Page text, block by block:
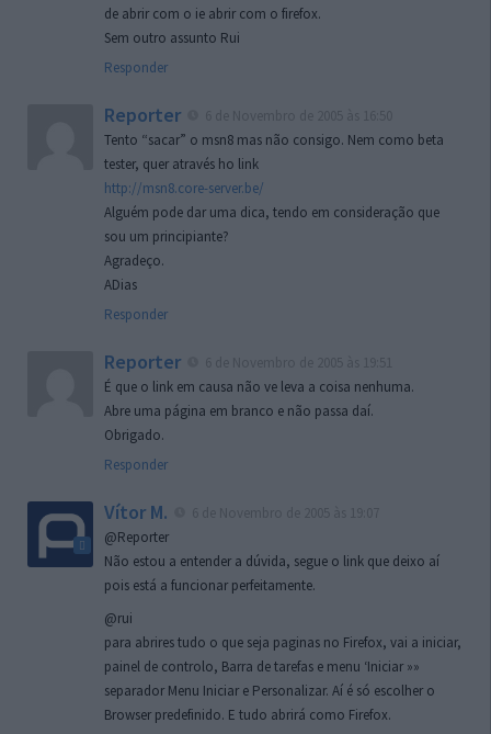
de abrir com o ie abrir com o firefox.
Sem outro assunto Rui
Responder
Reporter
Tento “sacar” o msn8 mas não consigo. Nem como beta
tester, quer através ho link
http://msn8.core-server.be/
Alguém pode dar uma dica, tendo em consideração que
sou um principiante?
Agradeço.
ADias
Responder
Reporter
É que o link em causa não ve leva a coisa nenhuma.
Abre uma página em branco e não passa daí.
Obrigado.
Responder
Vítor M.
@Reporter
Não estou a entender a dúvida, segue o link que deixo aí
pois está a funcionar perfeitamente.
@rui
para abrires tudo o que seja paginas no Firefox, vai a iniciar,
painel de controlo, Barra de tarefas e menu ‘Iniciar »»
separador Menu Iniciar e Personalizar. Aí é só escolher o
Browser predefinido. E tudo abrirá como Firefox.